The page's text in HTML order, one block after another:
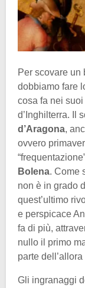
Per scovare un
dobbiamo fare
cosa fa nei
d’Inghilterra. Il
d’Aragona,
ovvero
Bolena. Come
non è in grado
quest’ultimo
e perspicace
fa di più,
nullo il primo
parte
Gli ingranaggi